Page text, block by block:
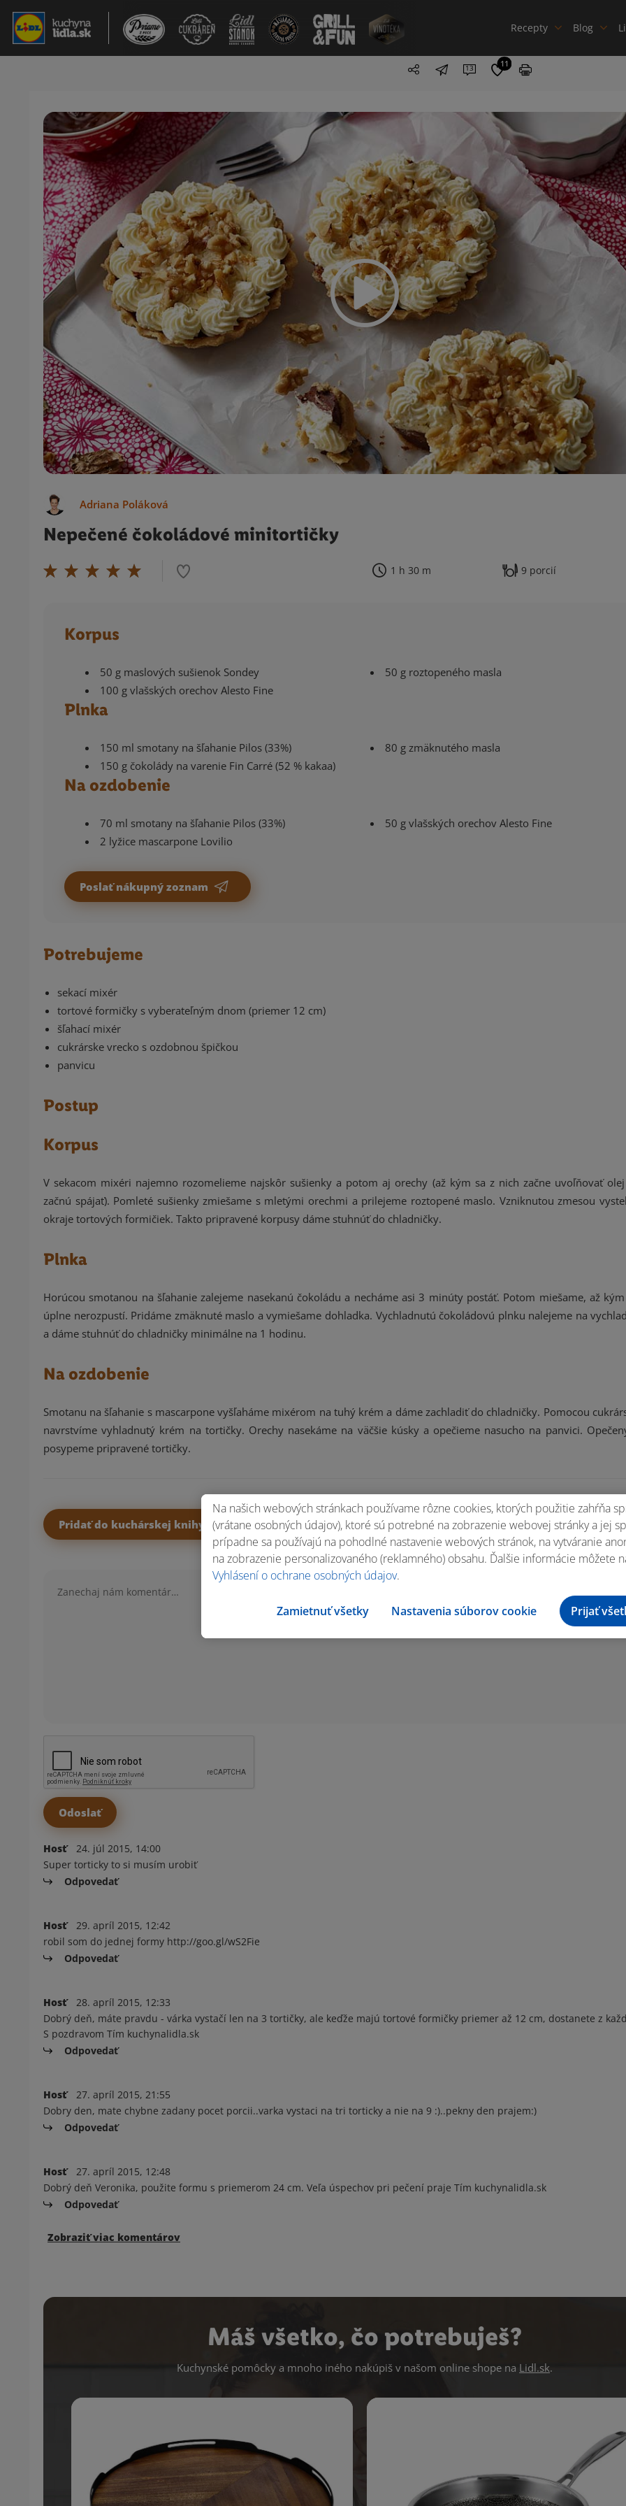
Recepty Blog
13 11
Adriana Poláková
Nepečené čokoládové minitortičky
1 h 30 m 9 porcií
Korpus
50 g maslových sušienok Sondey
100 g vlašských orechov Alesto Fine
50 g roztopeného masla
Plnka
150 ml smotany na šľahanie Pilos (33%)
150 g čokolády na varenie Fin Carré (52 % kakaa)
80 g zmäknutého masla
Na ozdobenie
70 ml smotany na šľahanie Pilos (33%)
2 lyžice mascarpone Lovilio
50 g vlašských orechov Alesto Fine
Poslať nákupný zoznam
Potrebujeme
sekací mixér
tortové formičky s vyberateľným dnom (priemer 12 cm)
šľahací mixér
cukrárske vrecko s ozdobnou špičkou
panvicu
Postup
Korpus
V sekacom mixéri najemno rozomelieme najskôr sušienky a potom aj orechy (až kým sa z nich začne uvoľňovať
začnú spájať). Pomleté sušienky zmiešame s mletými orechmi a prilejeme roztopené maslo. Vzniknutou zmesou
okraje tortových formičiek. Takto pripravené korpusy dáme stuhnúť do chladničky.
Plnka
Horúcou smotanou na šľahanie zalejeme nasekanú čokoládu a necháme asi 3 minúty postáť. Potom miešame, až
úplne nerozpustí. Pridáme zmäknuté maslo a vymiešame dohladka. Vychladnutú čokoládovú plnku nalejeme na
a dáme stuhnúť do chladničky minimálne na 1 hodinu.
Na ozdobenie
Smotanu na šľahanie s mascarpone vyšľaháme mixérom na tuhý krém a dáme zachladiť do chladničky. Pomocou
navrstvíme vyhladnutý krém na tortičky. Orechy nasekáme na väčšie kúsky a opečieme nasucho na panvici.
posypeme pripravené tortičky.
Pridať do kuchárskej knihy Ohodnotiť recept
Hosť
24. júl 2015, 14:00
Super torticky to si musím urobiť
Odpovedať
Hosť
29. apríl 2015, 12:42
robil som do jednej formy http://goo.gl/wS2Fie
Odpovedať
Hosť
28. apríl 2015, 12:33
Dobrý deň, máte pravdu - várka vystačí len na 3 tortičky, ale keďže majú tortové formičky priemer až 12 cm, dostanete z
S pozdravom Tím kuchynalidla.sk
Odpovedať
Hosť
27. apríl 2015, 21:55
Dobry den, mate chybne zadany pocet porcii..varka vystaci na tri torticky a nie na 9 :)..pekny den prajem:)
Odpovedať
Hosť
27. apríl 2015, 12:48
Dobrý deň Veronika, použite formu s priemerom 24 cm. Veľa úspechov pri pečení praje Tím kuchynalidla.sk
Odpovedať
Zobraziť viac komentárov
Máš všetko, čo potrebuješ?
Kuchynské pomôcky a mnoho iného nakúpiš v našom online shope na Lidl.sk.
Na našich webových stránkach používame rôzne cookies, ktorých použitie zahŕňa
(vrátane osobných údajov), ktoré sú potrebné na zobrazenie webovej stránky a jej
prípadne sa používajú na pohodlné nastavenie webových stránok, na vytváranie
na zobrazenie personalizovaného (reklamného) obsahu. Ďalšie informácie môžete
Vyhlásení o ochrane osobných údajov.
Zamietnuť všetky Nastavenia súborov cookie Prijať